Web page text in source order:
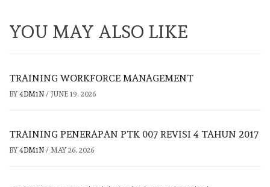
YOU MAY ALSO LIKE
TRAINING WORKFORCE MANAGEMENT
BY 4DM1N / JUNE 19, 2026
TRAINING PENERAPAN PTK 007 REVISI 4 TAHUN 2017
BY 4DM1N / MAY 26, 2026